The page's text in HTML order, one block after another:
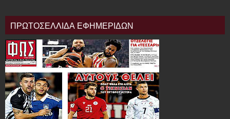
ΠΡΩΤΟΣΕΛΛΙΔΑ ΕΦΗΜΕΡΙΔΩΝ